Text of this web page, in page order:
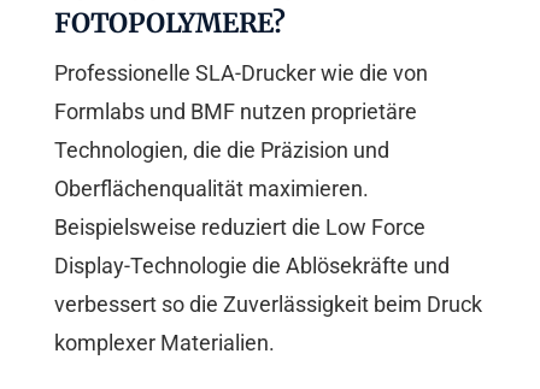
FOTOPOLYMERE?
Professionelle SLA-Drucker wie die von
Formlabs und BMF nutzen proprietäre
Technologien, die die Präzision und
Oberflächenqualität maximieren.
Beispielsweise reduziert die Low Force
Display-Technologie die Ablösekräfte und
verbessert so die Zuverlässigkeit beim Druck
komplexer Materialien.